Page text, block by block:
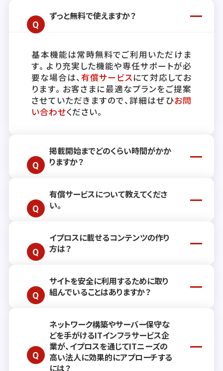
ずっと無料で使えますか？
基本機能は常時無料でご利用いただけま
す。より充実した機能や専任サポートが必
要な場合は、有償サービスにて対応してお
ります。お客さまに最適なプランをご提案
させていただきますので、詳細はぜひお問
い合わせください。
掲載開始までどのくらい時間がかか
りますか？
通常、掲載開始までには約2週間ほどお時
間をいただいております。ただし、お客さ
ざいますので、詳しくはお気軽にお問い合
わせ ください。
有償サービスについて教えてくださ
い。
有償サービスでは、リード獲得を継続的に
支援するプランや、単発でご利用いただけ
す。お客さまのビジネスニーズに沿った最
適なご提案・お見積もりをいたしますの
で、ぜひお問い合わせください。（リード獲
）
イプロスに載せるコンテンツの作り
方は？
効果的なコンテンツ作成のためのポイント
や手法をまとめた記事 を公開しておりま
ましたらヘルプサイトをご覧いただくか、
問い合わせフォームよりご相談ください。
サイトを安全に利用するために取り
組んでいることはありますか？
当社では、お客さまが安心してサービスを
ご利用いただけるよう、不正アクセスや不
正トラフィックの検知、なりすまし対策、マ
ルウェア対策など、複数の角度から安全対
ネットワーク構築やサーバー保守な
どを手がけるITインフラサービス企
業が、イプロスを通じてITニーズの
高い法人に効果的にアプローチする
には？